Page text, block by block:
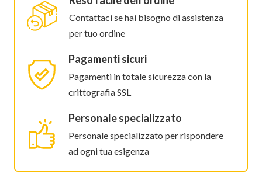
Contattaci se hai bisogno di assistenza
per tuo ordine
Pagamenti sicuri
Pagamenti in totale sicurezza con la
crittografia SSL
Personale specializzato
Personale specializzato per rispondere
ad ogni tua esigenza